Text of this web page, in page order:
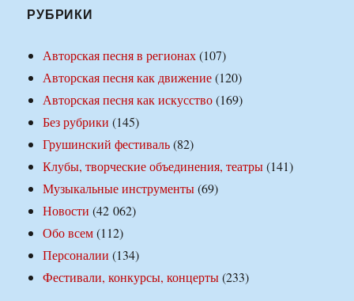
РУБРИКИ
Авторская песня в регионах(107)
Авторская песня как движение(120)
Авторская песня как искусство(169)
Без рубрики (145)
Грушинский фестиваль(82)
Клубы, творческие объединения, театры(141)
Музыкальные инструменты(69)
Новости (42 062)
Обо всем(112)
Персоналии (134)
Фестивали, конкурсы, концерты(233)